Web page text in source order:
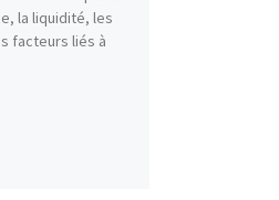
la liquidité, les
facteurs liés à